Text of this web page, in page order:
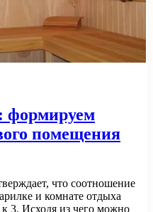
формируем
помещения
что соотношение
и комнате отдыха
3. Исходя из чего можно